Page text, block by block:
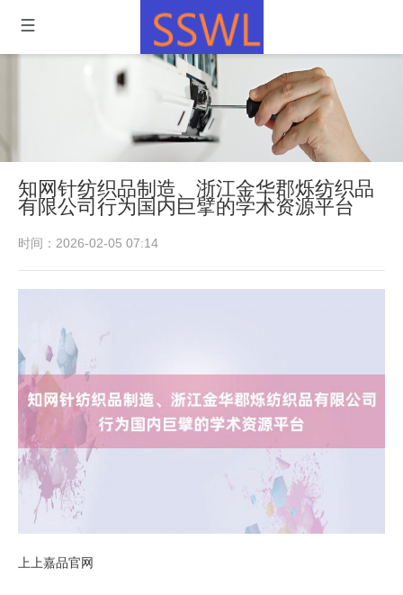
知网针纺织品制造、浙江金华郡烁纺织品
有限公司行为国内巨擘的学术资源平台
时间：2026-02-05 07:14
上上嘉品官网